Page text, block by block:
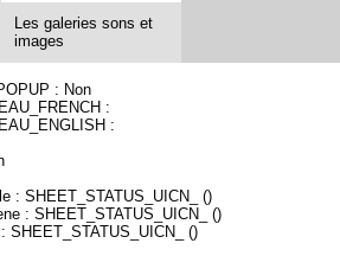
Les galeries sons et
images
: Non
:
:
: SHEET_STATUS_UICN_ ()
: SHEET_STATUS_UICN_ ()
SHEET_STATUS_UICN_ ()